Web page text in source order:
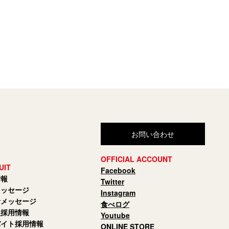
セージ
ッセージ
用情報
ト採用情報
お問い合わせ
OFFICIAL ACCOUNT
Facebook
Twitter
Instagram
食べログ
Youtube
ONLINE STORE